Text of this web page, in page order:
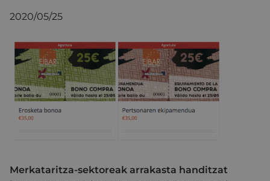
2020/05/25
Merkataritza-sektoreak arrakasta handitzat